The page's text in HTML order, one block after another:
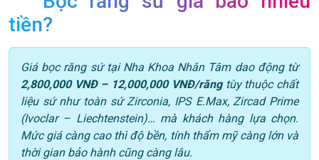
tiền?
Giá bọc răng sứ tại Nha Khoa Nhân Tâm dao động từ
2,800,000 VNĐ – 12,000,000 VNĐ/răngtùy thuộc chất
liệu sứ như toàn sứ Zirconia, IPS E.Max, Zircad Prime
(Ivoclar – Liechtenstein)… mà khách hàng lựa chọn.
Mức giá càng cao thì độ bền, tính thẩm mỹ càng lớn và
thời gian bảo hành cũng càng lâu.